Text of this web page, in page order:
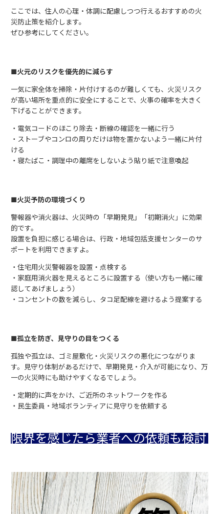
ここでは、住人の心理・体調に配慮しつつ行えるおすすめの火
災防止策を紹介します。
ぜひ参考にしてください。
■火元のリスクを優先的に減らす
一気に家全体を掃除・片付けするのが難しくても、火災リスク
が高い場所を重点的に安全にすることで、火事の確率を大きく
下げることができます。
・電気コードのほこり除去・断線の確認を一緒に行う
・ストーブやコンロの周りだけは物を置かないよう一緒に片付
ける
・寝たばこ・調理中の離席をしないよう貼り紙で注意喚起
■火災予防の環境づくり
警報器や消火器は、火災時の「早期発見」「初期消火」に効果
的です。
設置を負担に感じる場合は、行政・地域包括支援センターのサ
ポートを利用できますよ。
・住宅用火災警報器を設置・点検する
・家庭用消火器を見えるところに設置する（使い方も一緒に確
認してあげましょう）
・コンセントの数を減らし、タコ足配線を避けるよう提案する
■孤立を防ぎ、見守りの目をつくる
孤独や孤立は、ゴミ屋敷化・火災リスクの悪化につながりま
す。見守り体制があるだけで、早期発見・介入が可能になり、万
一の火災時にも助けやすくなるでしょう。
・定期的に声をかけ、ご近所のネットワークを作る
・民生委員・地域ボランティアに見守りを依頼する
限界を感じたら業者への依頼も検討